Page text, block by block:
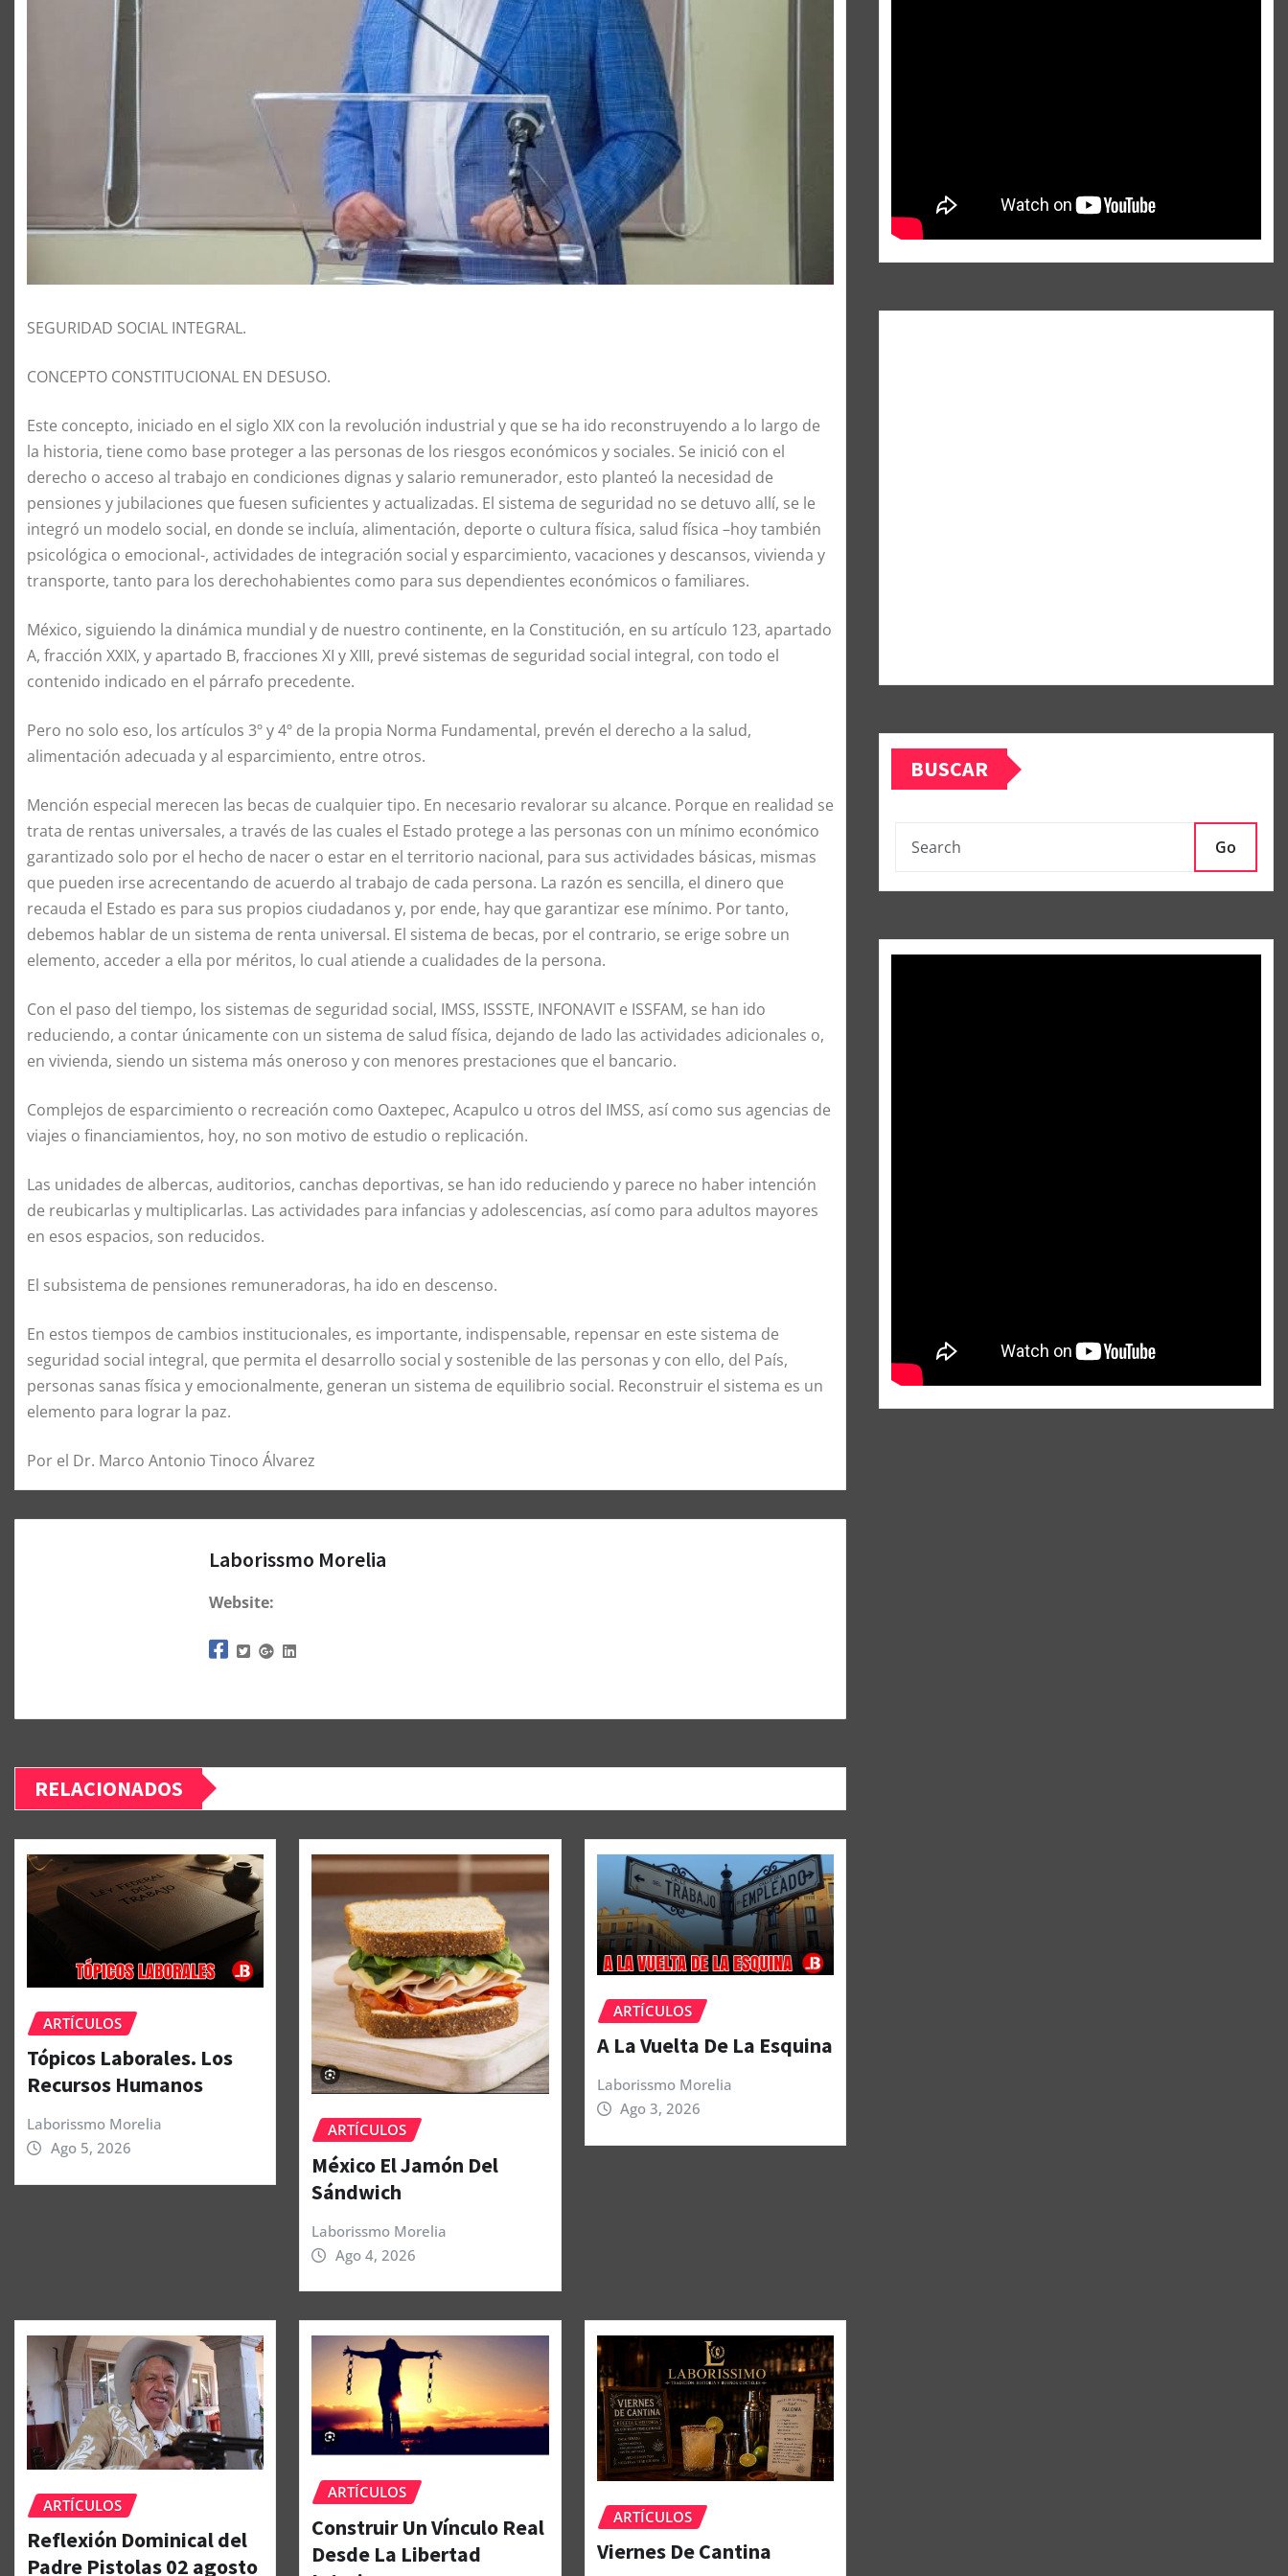
SEGURIDAD SOCIAL INTEGRAL.
CONCEPTO CONSTITUCIONAL EN DESUSO.
Este concepto, iniciado en el siglo XIX con la revolución industrial y que se ha ido reconstruyendo a lo largo de
la historia, tiene como base proteger a las personas de los riesgos económicos y sociales. Se inició con el
derecho o acceso al trabajo en condiciones dignas y salario remunerador, esto planteó la necesidad de
pensiones y jubilaciones que fuesen suficientes y actualizadas. El sistema de seguridad no se detuvo allí, se le
integró un modelo social, en donde se incluía, alimentación, deporte o cultura física, salud física –hoy también
psicológica o emocional-, actividades de integración social y esparcimiento, vacaciones y descansos, vivienda y
transporte, tanto para los derechohabientes como para sus dependientes económicos o familiares.
México, siguiendo la dinámica mundial y de nuestro continente, en la Constitución, en su artículo 123, apartado
A, fracción XXIX, y apartado B, fracciones XI y XIII, prevé sistemas de seguridad social integral, con todo el
contenido indicado en el párrafo precedente.
Pero no solo eso, los artículos 3º y 4º de la propia Norma Fundamental, prevén el derecho a la salud,
alimentación adecuada y al esparcimiento, entre otros.
Mención especial merecen las becas de cualquier tipo. En necesario revalorar su alcance. Porque en realidad se
trata de rentas universales, a través de las cuales el Estado protege a las personas con un mínimo económico
garantizado solo por el hecho de nacer o estar en el territorio nacional, para sus actividades básicas, mismas
que pueden irse acrecentando de acuerdo al trabajo de cada persona. La razón es sencilla, el dinero que
recauda el Estado es para sus propios ciudadanos y, por ende, hay que garantizar ese mínimo. Por tanto,
debemos hablar de un sistema de renta universal. El sistema de becas, por el contrario, se erige sobre un
elemento, acceder a ella por méritos, lo cual atiende a cualidades de la persona.
Con el paso del tiempo, los sistemas de seguridad social, IMSS, ISSSTE, INFONAVIT e ISSFAM, se han ido
reduciendo, a contar únicamente con un sistema de salud física, dejando de lado las actividades adicionales o,
en vivienda, siendo un sistema más oneroso y con menores prestaciones que el bancario.
Complejos de esparcimiento o recreación como Oaxtepec, Acapulco u otros del IMSS, así como sus agencias de
viajes o financiamientos, hoy, no son motivo de estudio o replicación.
Las unidades de albercas, auditorios, canchas deportivas, se han ido reduciendo y parece no haber intención
de reubicarlas y multiplicarlas. Las actividades para infancias y adolescencias, así como para adultos mayores
en esos espacios, son reducidos.
El subsistema de pensiones remuneradoras, ha ido en descenso.
En estos tiempos de cambios institucionales, es importante, indispensable, repensar en este sistema de
seguridad social integral, que permita el desarrollo social y sostenible de las personas y con ello, del País,
personas sanas física y emocionalmente, generan un sistema de equilibrio social. Reconstruir el sistema es un
elemento para lograr la paz.
Por el Dr. Marco Antonio Tinoco Álvarez
Laborissmo Morelia
Website:
RELACIONADOS
ARTÍCULOS
Tópicos Laborales. Los
Recursos Humanos
Laborissmo Morelia
Ago 5, 2026
ARTÍCULOS
México El Jamón Del
Sándwich
Laborissmo Morelia
Ago 4, 2026
ARTÍCULOS
A La Vuelta De La Esquina
Laborissmo Morelia
Ago 3, 2026
ARTÍCULOS
Reflexión Dominical del
Padre Pistolas 02 agosto
ARTÍCULOS
Construir Un Vínculo Real
Desde La Libertad
ARTÍCULOS
Viernes De Cantina
BUSCAR
Go